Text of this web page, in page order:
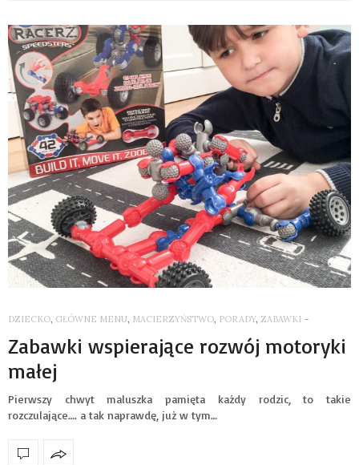
DZIECKO, GŁÓWNE MENU, MACIERZYŃSTWO, PORADY, ZABAWKI -
Zabawki wspierające rozwój motoryki
małej
Pierwszy chwyt maluszka pamięta każdy rodzic, to takie
rozczulające…. a tak naprawdę, już w tym…